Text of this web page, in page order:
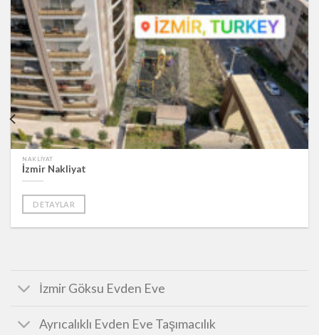
Başta İzmir ve ilçeleri olmak üzere, Türkiye’nin her yerine
Sigortalı taşımacılık hizmeti vermekteyiz.
HIZMET BÖLGELERIMIZ
NAKLIYAT